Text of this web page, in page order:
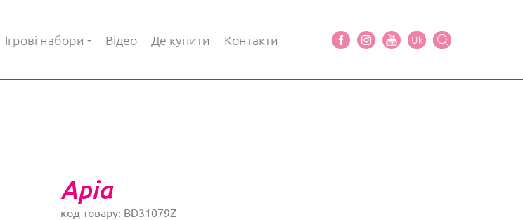
Ігрові набори Відео Де купити Контакти Uk
Аріа
код товару: BD31079Z